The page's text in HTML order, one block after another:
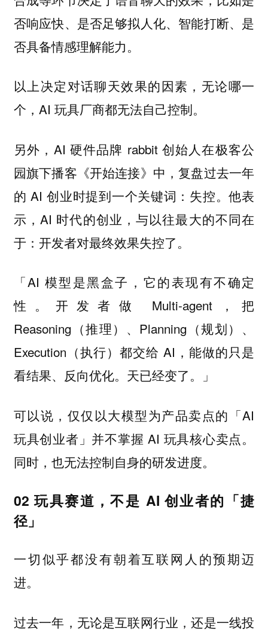
否响应快、是否足够拟人化、智能打断、是
否具备情感理解能力。
以上决定对话聊天效果的因素，无论哪一
个，AI 玩具厂商都无法自己控制。
另外，AI 硬件品牌 rabbit 创始人在极客公
园旗下播客《开始连接》中，复盘过去一年
的 AI 创业时提到一个关键词：失控。他表
示，AI 时代的创业，与以往最大的不同在
于：开发者对最终效果失控了。
「AI 模型是黑盒子，它的表现有不确定
性。开发者做 Multi-agent，把
Reasoning（推理）、Planning（规划）、
Execution（执行）都交给 AI，能做的只是
看结果、反向优化。天已经变了。」
可以说，仅仅以大模型为产品卖点的「AI
玩具创业者」并不掌握 AI 玩具核心卖点。
同时，也无法控制自身的研发进度。
02 玩具赛道，不是 AI 创业者的「捷
径」
一切似乎都没有朝着互联网人的预期迈
进。
过去一年，无论是互联网行业，还是一线投